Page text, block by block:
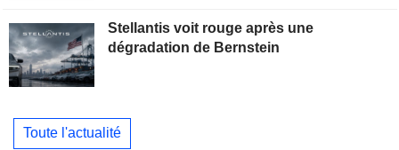
Stellantis voit rouge après une
dégradation de Bernstein
Toute l'actualité